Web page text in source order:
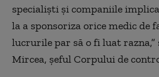
specialiști și companiile
la a sponsoriza orice medic de
lucrurile par să o fi luat razna,”
Mircea, şeful Corpului de